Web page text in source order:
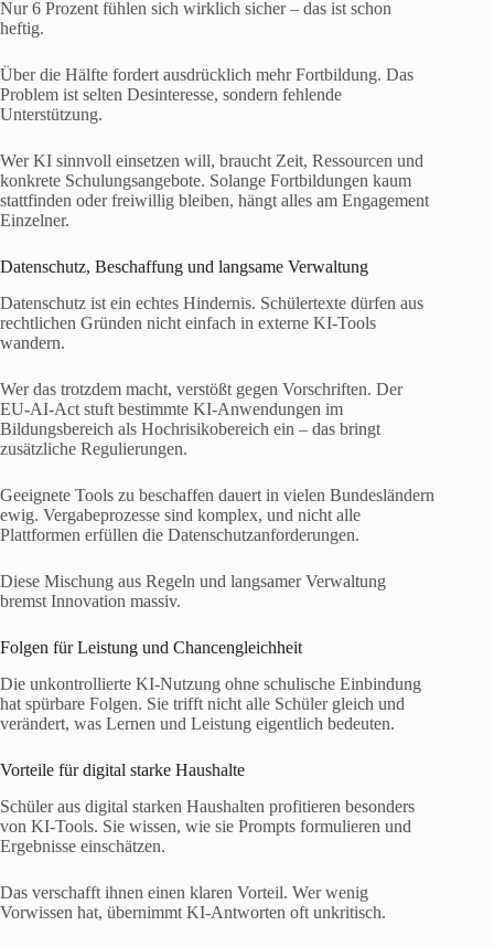
Nur 6 Prozent fühlen sich wirklich sicher – das ist schon
heftig.
Über die Hälfte fordert ausdrücklich mehr Fortbildung. Das
Problem ist selten Desinteresse, sondern fehlende
Unterstützung.
Wer KI sinnvoll einsetzen will, braucht Zeit, Ressourcen und
konkrete Schulungsangebote. Solange Fortbildungen kaum
stattfinden oder freiwillig bleiben, hängt alles am Engagement
Einzelner.
Datenschutz, Beschaffung und langsame Verwaltung
Datenschutz ist ein echtes Hindernis. Schülertexte dürfen aus
rechtlichen Gründen nicht einfach in externe KI-Tools
wandern.
Wer das trotzdem macht, verstößt gegen Vorschriften. Der
EU-AI-Act stuft bestimmte KI-Anwendungen im
Bildungsbereich als Hochrisikobereich ein – das bringt
zusätzliche Regulierungen.
Geeignete Tools zu beschaffen dauert in vielen Bundesländern
ewig. Vergabeprozesse sind komplex, und nicht alle
Plattformen erfüllen die Datenschutzanforderungen.
Diese Mischung aus Regeln und langsamer Verwaltung
bremst Innovation massiv.
Folgen für Leistung und Chancengleichheit
Die unkontrollierte KI-Nutzung ohne schulische Einbindung
hat spürbare Folgen. Sie trifft nicht alle Schüler gleich und
verändert, was Lernen und Leistung eigentlich bedeuten.
Vorteile für digital starke Haushalte
Schüler aus digital starken Haushalten profitieren besonders
von KI-Tools. Sie wissen, wie sie Prompts formulieren und
Ergebnisse einschätzen.
Das verschafft ihnen einen klaren Vorteil. Wer wenig
Vorwissen hat, übernimmt KI-Antworten oft unkritisch.